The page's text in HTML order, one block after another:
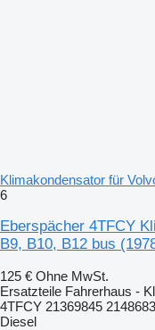
Klimakondensator für
6
Eberspächer 4TFCY
B9, B10, B12 bus
125 € Ohne MwSt.
Ersatzteile Fahrerhaus -
4TFCY 21369845
Diesel